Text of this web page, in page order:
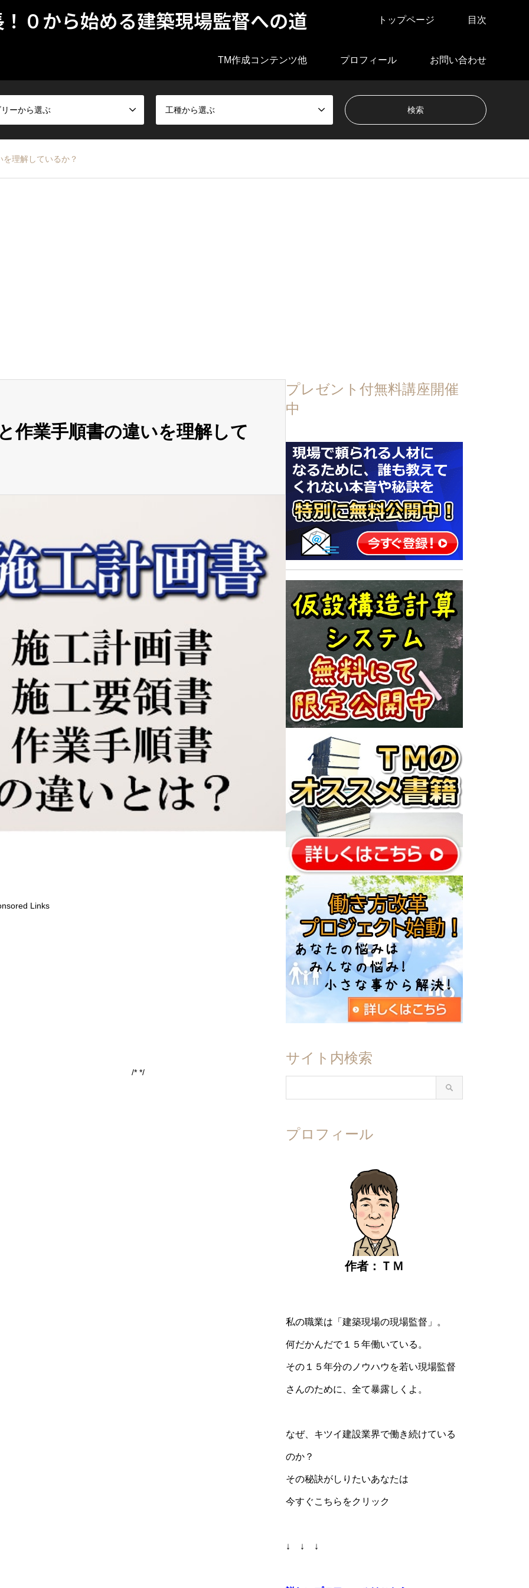
０から始める建築現場監督への道 トップページ 目次
TM作成コンテンツ他 プロフィール お問い合わせ
ーから選ぶ 工種から選ぶ
理解しているか？
作業手順書の違いを理解して
Links
/* */
プレゼント付無料講座開催
中
サイト内検索
プロフィール
作者：ＴＭ
私の職業は「建築現場の現場監督」。
何だかんだで１５年働いている。
その１５年分のノウハウを若い現場監督
さんのために、全て暴露しくよ。
なぜ、キツイ建設業界で働き続けている
のか？
その秘訣がしりたいあなたは
今すぐこちらをクリック
↓ ↓ ↓